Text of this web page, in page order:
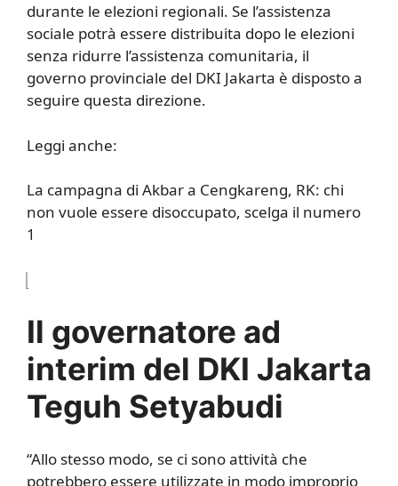
durante le elezioni regionali. Se l’assistenza
sociale potrà essere distribuita dopo le elezioni
senza ridurre l’assistenza comunitaria, il
governo provinciale del DKI Jakarta è disposto a
seguire questa direzione.
Leggi anche:
La campagna di Akbar a Cengkareng, RK: chi
non vuole essere disoccupato, scelga il numero
1
Il governatore ad
interim del DKI Jakarta
Teguh Setyabudi
“Allo stesso modo, se ci sono attività che
potrebbero essere utilizzate in modo improprio